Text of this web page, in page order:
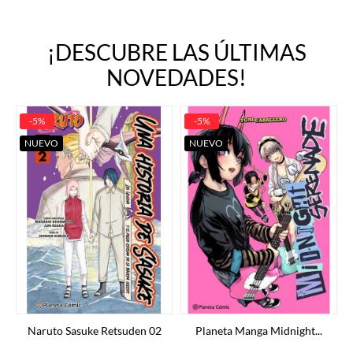
¡DESCUBRE LAS ÚLTIMAS
NOVEDADES!
Naruto Sasuke Retsuden 02
-5%
NUEVO
Planeta Manga Midnight...
-5%
NUEVO